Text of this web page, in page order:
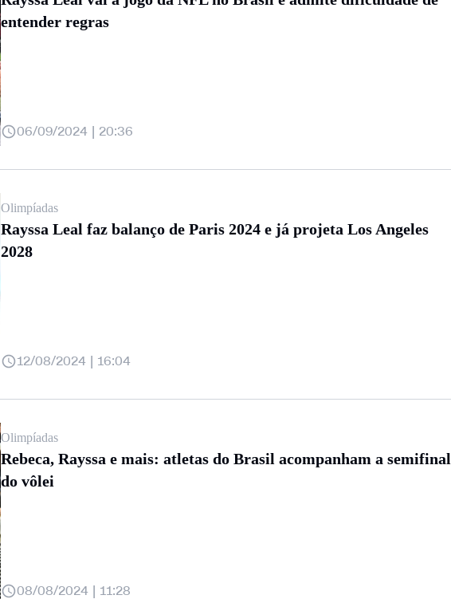
entender regras
06/09/2024 | 20:36
Olimpíadas
Rayssa Leal faz balanço de Paris 2024 e já projeta Los Angeles
2028
12/08/2024 | 16:04
Olimpíadas
Rebeca, Rayssa e mais: atletas do Brasil acompanham a semifinal
do vôlei
08/08/2024 | 11:28